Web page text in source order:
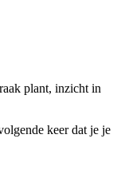
plant, inzicht in
keer dat je je